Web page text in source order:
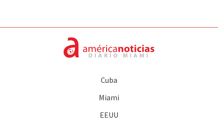
Cuba
Miami
EEUU